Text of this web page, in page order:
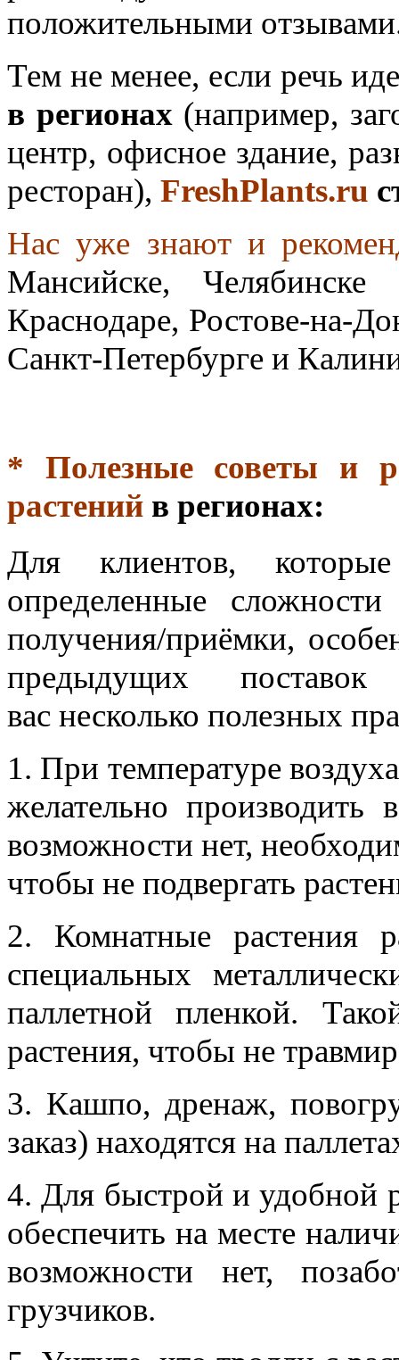
положительными
Тем не менее, если речь
в регионах(например,
центр, офисное здание,
ресторан), FreshPlants.ru
Нас уже знают и
Мансийске,
Краснодаре, Ростове-на-
Санкт-Петербурге и
* Полезные советы и
растений в регионах:
Для клиентов,
определенные
получения/приёмки,
предыдущих
вас несколько полезных
1. При температуре
желательно
возможности нет,
чтобы не подвергать
2. Комнатные растения
специальных
паллетной пленкой.
растения, чтобы не
3. Кашпо, дренаж,
заказ) находятся на
4. Для быстрой и удобной
обеспечить на месте
возможности нет,
грузчиков.